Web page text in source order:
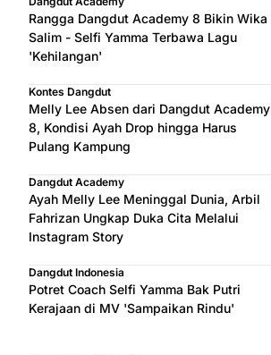
Rangga Dangdut Academy 8 Bikin Wika
Salim - Selfi Yamma Terbawa Lagu
'Kehilangan'
Kontes Dangdut
Melly Lee Absen dari Dangdut Academy
8, Kondisi Ayah Drop hingga Harus
Pulang Kampung
Dangdut Academy
Ayah Melly Lee Meninggal Dunia, Arbil
Fahrizan Ungkap Duka Cita Melalui
Instagram Story
Dangdut Indonesia
Potret Coach Selfi Yamma Bak Putri
Kerajaan di MV 'Sampaikan Rindu'